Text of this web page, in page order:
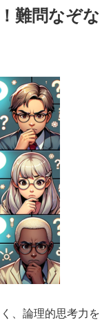
難問なぞな
、論理的思考力を